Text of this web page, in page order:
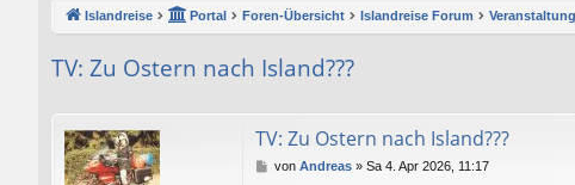
Islandreise Portal Foren-Übersicht Islandreise Forum
TV: Zu Ostern nach Island???
TV: Zu Ostern nach Island???
Bvon Andreas» Sa 4. Apr 2026, 11:17